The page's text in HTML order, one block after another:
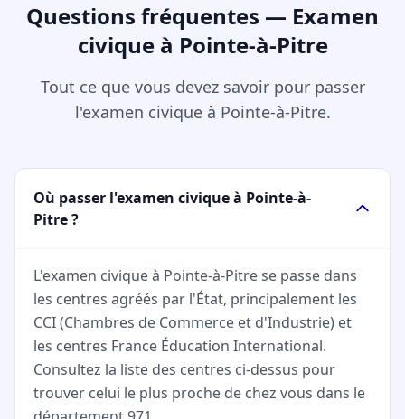
Questions fréquentes — Examen
civique à Pointe-à-Pitre
Tout ce que vous devez savoir pour passer
l'examen civique à Pointe-à-Pitre.
Où passer l'examen civique à Pointe-à-
Pitre ?
L'examen civique à Pointe-à-Pitre se passe dans
les centres agréés par l'État, principalement les
CCI (Chambres de Commerce et d'Industrie) et
les centres France Éducation International.
Consultez la liste des centres ci-dessus pour
trouver celui le plus proche de chez vous dans le